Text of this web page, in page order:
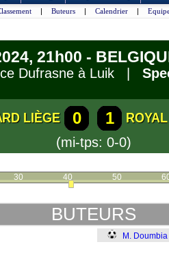
| Buteurs | Calendrier |
21h00 -
Dufrasne à Luik |
LIÈGE 0 1
(mi-tps: 0-0)
30 40 50
BUTEURS
M. Doumbia